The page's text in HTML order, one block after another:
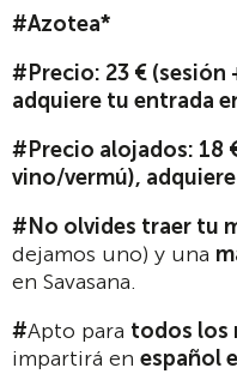
#Azotea*
#Precio: 23 € (sesión
adquiere tu entrada
#Precio alojados: 18
vino/vermú),
#No olvides traer tu
dejamos uno) y una
en Savasana.
#Apto para todos los
impartirá en español